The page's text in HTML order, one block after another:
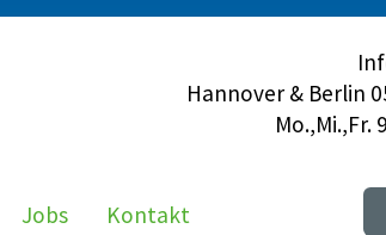
Hannover & Berlin
Mo.,Mi.,Fr.
Jobs Kontakt